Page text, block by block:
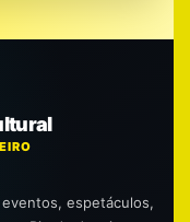
espetáculos,